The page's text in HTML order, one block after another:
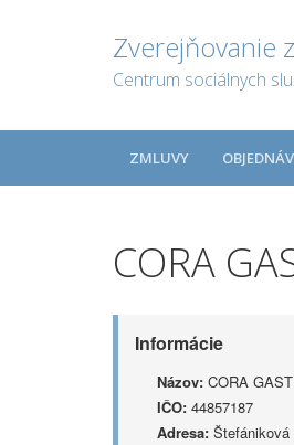
Zverejňovanie
Centrum sociálnych
ZMLUVY
CORA
Informácie
Názov: CORA
IČO: 44857187
Adresa: Štefániková